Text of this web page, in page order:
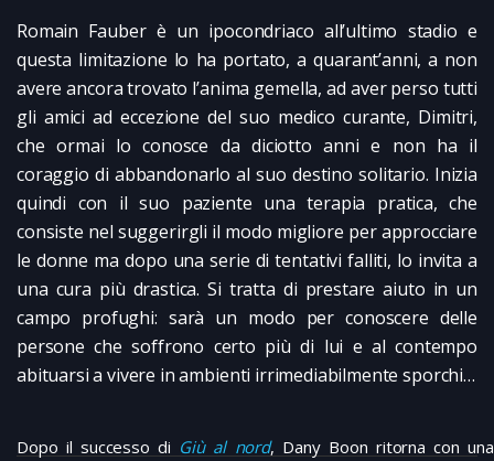
Romain Fauber è un ipocondriaco all’ultimo stadio e
questa limitazione lo ha portato, a quarant’anni, a non
avere ancora trovato l’anima gemella, ad aver perso tutti
gli amici ad eccezione del suo medico curante, Dimitri,
che ormai lo conosce da diciotto anni e non ha il
coraggio di abbandonarlo al suo destino solitario. Inizia
quindi con il suo paziente una terapia pratica, che
consiste nel suggerirgli il modo migliore per approcciare
le donne ma dopo una serie di tentativi falliti, lo invita a
una cura più drastica. Si tratta di prestare aiuto in un
campo profughi: sarà un modo per conoscere delle
persone che soffrono certo più di lui e al contempo
abituarsi a vivere in ambienti irrimediabilmente sporchi…
Dopo il successo di Giù al nord, Dany Boon ritorna con una